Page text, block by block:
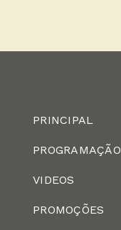
PRINCIPAL
PROGRAMAÇÃO
VIDEOS
PROMOÇÕES